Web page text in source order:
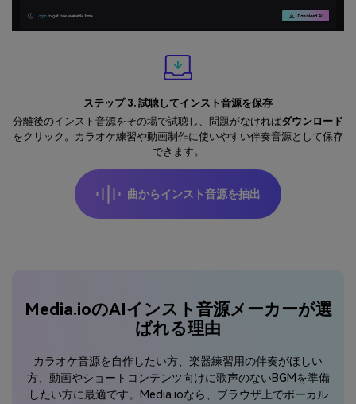
ステップ 3. 試聴してインスト音源を保存
分離後のインスト音源をその場で試聴し、問題がなければダウンロード
をクリック。カラオケ練習や動画制作に使いやすい伴奏音源として保存
できます。
曲からインスト音源を抽出
Media.ioのAIインスト音源メーカーが選
ばれる理由
カラオケ音源を自作したい方、楽器練習用の伴奏がほしい
方、動画やショートコンテンツ向けに歌声のないBGMを準備
したい方に最適です。Media.ioなら、ブラウザ上でボーカル